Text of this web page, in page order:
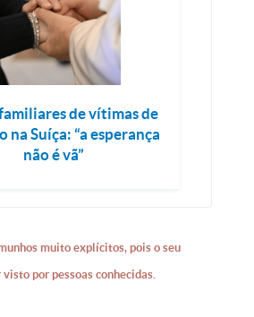
de vítimas de
na Suíça: “a esperança
não é vã”
muito explícitos, pois o seu
por pessoas conhecidas.